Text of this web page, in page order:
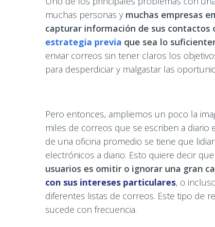
muchas personas y muchas empresas
capturar información de sus
estrategia previa que sea lo
enviar correos sin tener claros los
para desperdiciar y malgastar las
Pero entonces, ampliemos un poco la
miles de correos que se escriben a
de una oficina promedio se tiene que
electrónicos a diario. Esto quiere decir que
usuarios es omitir o ignorar una gran
con sus intereses particulares, o
diferentes listas de correos. Este tipo de
sucede con frecuencia.